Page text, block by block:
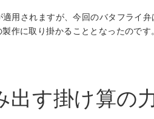
用されますが、今回のバタフライ弁
作に取り掛かることとなったのです
出す掛け算の